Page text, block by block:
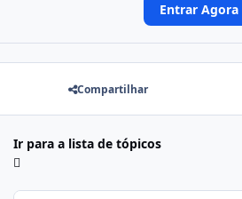
Entrar Agora
Compartilhar
Ir para a lista de tópicos